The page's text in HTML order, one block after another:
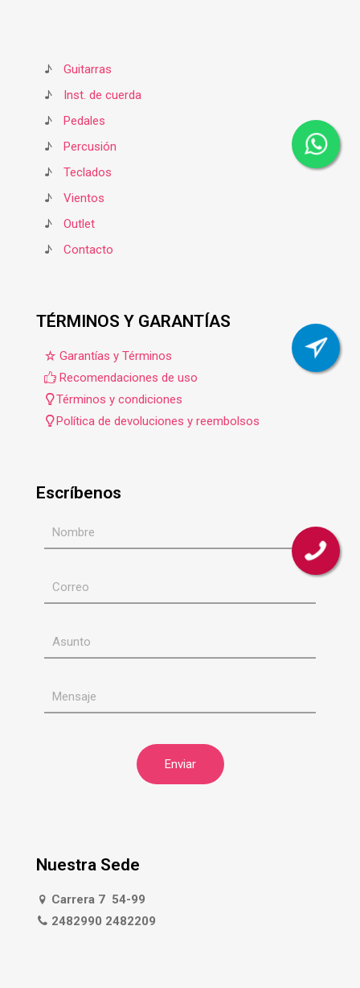
♪
Guitarras
♪
Inst. de cuerda
♪
Pedales
♪
Percusión
♪
Teclados
♪
Vientos
♪
Outlet
♪
Contacto
TÉRMINOS Y GARANTÍAS
Garantías y Términos
Recomendaciones de uso
Términos y condiciones
Política de devoluciones y reembolsos
Escríbenos
Nuestra Sede
Carrera 7 54-99
2482990 2482209